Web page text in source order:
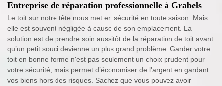
Entreprise de réparation professionnelle à Grabels
Le toit sur notre tête nous met en sécurité en toute saison. Mais
elle est souvent négligée à cause de son emplacement. La
solution est de prendre soin aussitôt de la réparation de toit avant
qu’un petit souci devienne un plus grand problème. Garder votre
toit en bonne forme n'est pas seulement un choix prudent pour
votre sécurité, mais permet d’économiser de l'argent en gardant
vos biens hors des risques. Sachez que vous pouvez avoir